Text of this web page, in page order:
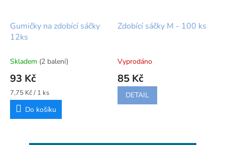
Gumičky na zdobící sáčky
12ks
Skladem (2 balení)
93 Kč
Měrná
cena:
7,75 Kč / 1 ks
Do košíku
Zdobící sáčky M - 100 ks
Vyprodáno
85 Kč
DETAIL